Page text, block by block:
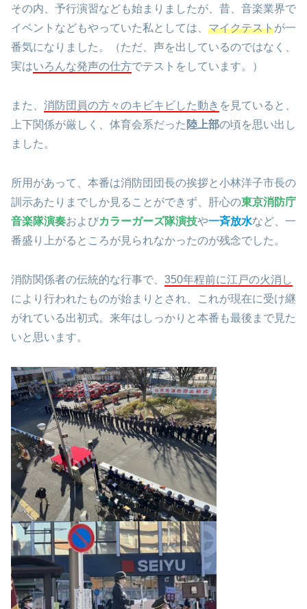
その内、予行演習なども始まりましたが、昔、音楽業界で
イベントなどもやっていた私としては、 マイクテストが一
番気になりました。（ただ、声を出しているのではなく、
実はいろんな発声の仕方でテストをしています。）
また、 消防団員の方々のキビキビした動き を見ていると、
上下関係が厳しく、体育会系だった 陸上部の頃を思い出し
ました。
所用があって、本番は消防団団長の挨拶と小林洋子市長の
訓示あたりまでしか見ることができず、肝心の東京消防庁
音楽隊演奏およびカラーガーズ隊演技や一斉放水など、一
番盛り上がるところが見られなかったのが残念でした。
消防関係者の伝統的な行事で、 350年程前に江戸の火消し
により行われたものが始まりとされ、これが現在に受け継
がれている出初式。来年はしっかりと本番も最後まで見た
いと思います。